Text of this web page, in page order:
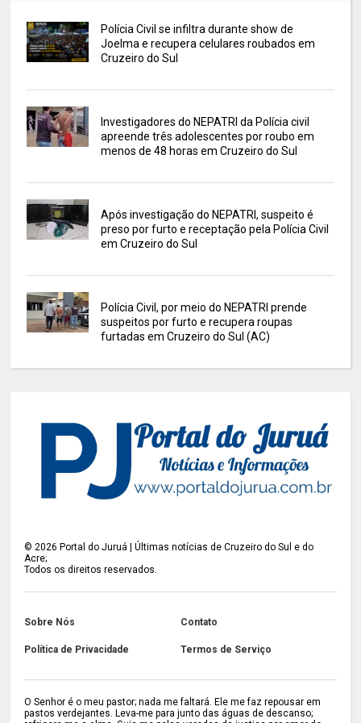
Polícia Civil se infiltra durante show de
Joelma e recupera celulares roubados em
Cruzeiro do Sul
Investigadores do NEPATRI da Polícia civil
apreende três adolescentes por roubo em
menos de 48 horas em Cruzeiro do Sul
Após investigação do NEPATRI, suspeito é
preso por furto e receptação pela Polícia Civil
em Cruzeiro do Sul
Polícia Civil, por meio do NEPATRI prende
suspeitos por furto e recupera roupas
furtadas em Cruzeiro do Sul (AC)
©2026 Portal do Juruá | Últimas notícias de Cruzeiro do Sul e do
Acre;
Todos os direitos reservados.
Sobre Nós Contato
Política de Privacidade Termos de Serviço
O Senhor é o meu pastor; nada me faltará. Ele me faz repousar em
pastos verdejantes. Leva-me para junto das águas de descanso;